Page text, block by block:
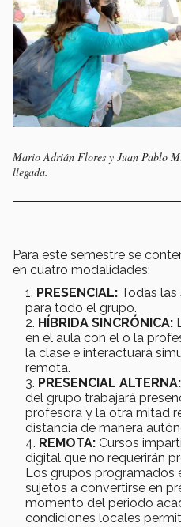
Mario Adrián Flores y Juan Pablo
llegada.
Para este semestre se
en cuatro modalidades:
PRESENCIAL: Todas las
para todo el grupo.
HÍBRIDA SINCRÓNICA:
en el aula con el o la
la clase e interactuará
remota.
PRESENCIAL ALTERNA:
del grupo trabajará
profesora y la otra mitad
distancia de manera
REMOTA: Cursos
digital que no requerirán
Los grupos programados
sujetos a convertirse en
momento del periodo
condiciones locales